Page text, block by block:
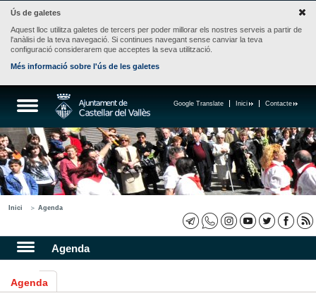
Ús de galetes
Aquest lloc utilitza galetes de tercers per poder millorar els nostres serveis a partir de
l'anàlisi de la teva navegació. Si continues navegant sense canviar la teva
configuració considerarem que acceptes la seva utilització.
Més informació sobre l'ús de les galetes
Contacte
Inici
Google Translate
Inici Agenda
Agenda
Agenda